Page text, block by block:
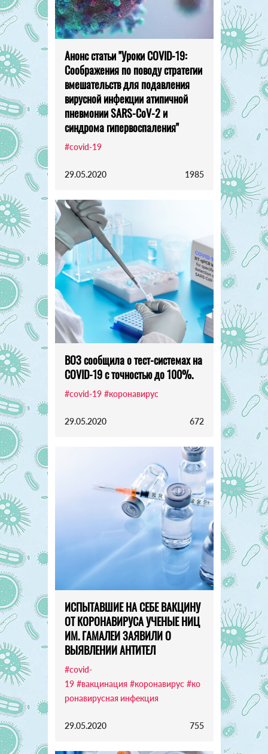
Анонс статьи "Уроки COVID-19:
Соображения по поводу стратегии
вмешательств для подавления
вирусной инфекции атипичной
пневмонии SARS-CoV-2 и
синдрома гипервоспаления"
#covid-19
29.05.2020 1985
ВОЗ сообщила о тест-системах на
COVID-19 с точностью до 100%.
#covid-19 #коронавирус
29.05.2020 672
ИСПЫТАВШИЕ НА СЕБЕ ВАКЦИНУ
ОТ КОРОНАВИРУСА УЧЕНЫЕ НИЦ
ИМ. ГАМАЛЕИ ЗАЯВИЛИ О
ВЫЯВЛЕНИИ АНТИТЕЛ
#covid-
19 #вакцинация #коронавирус #ко
ронавирусная инфекция
29.05.2020 755